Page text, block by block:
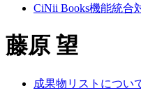
CiNii Books機能統合
藤原 望
成果物リストについ